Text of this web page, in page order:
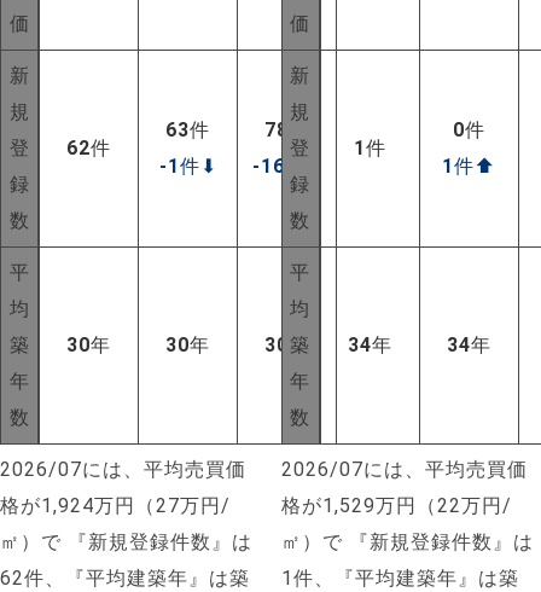
価
新
規
登
録
数
62件
63件
-1件 ⬇
78
件
-16
平
均
築
年
数
30年 30年 30 年
2026/07には、平均売買価
格が1,924万円（27万円/
㎡）で 『新規登録件数』は
62件、『平均建築年』は築
価
新
規
登
録
数
1件
0件
1件⬆
平
均
築
年
数
34年 34年
2026/07には、平均売買価
格が1,529万円（22万円/
㎡）で 『新規登録件数』は
1件、『平均建築年』は築